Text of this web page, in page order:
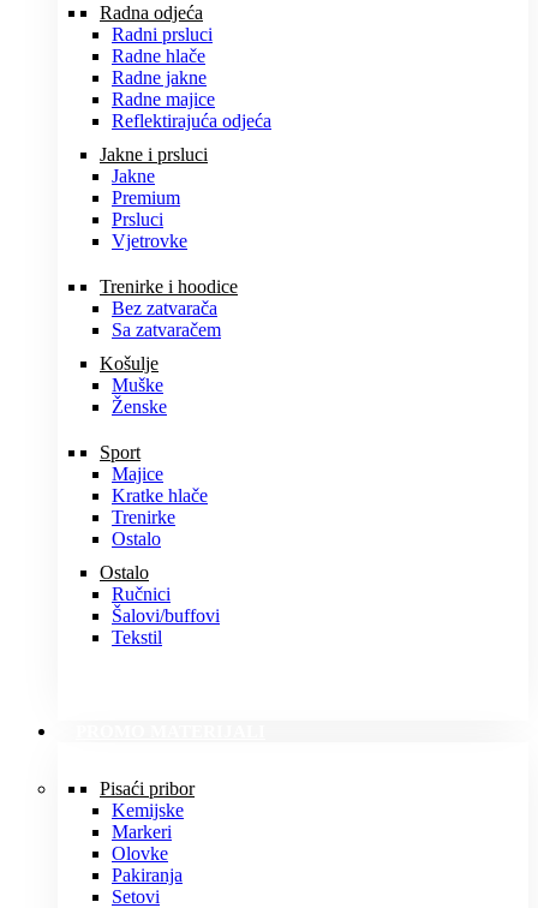
Radna odjeća
Radni prsluci
Radne hlače
Radne jakne
Radne majice
Reflektirajuća odjeća
Jakne i prsluci
Jakne
Premium
Prsluci
Vjetrovke
Trenirke i hoodice
Bez zatvarača
Sa zatvaračem
Košulje
Muške
Ženske
Sport
Majice
Kratke hlače
Trenirke
Ostalo
Ostalo
Ručnici
Šalovi/buffovi
Tekstil
Pisaći pribor
Kemijske
Markeri
Olovke
Pakiranja
Setovi